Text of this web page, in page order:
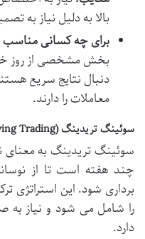
بالا به دلیل نیاز به
برای چه کسانی
بخش مشخصی از روز
دنبال نتایج سریع
معاملات را دارند.
سوئینگ تریدینگ (Swing Trading)
سوئینگ تریدینگ به معنای
چند هفته است تا از
برداری شود. این استراتژی
را شامل می شود و نیاز
دارد.